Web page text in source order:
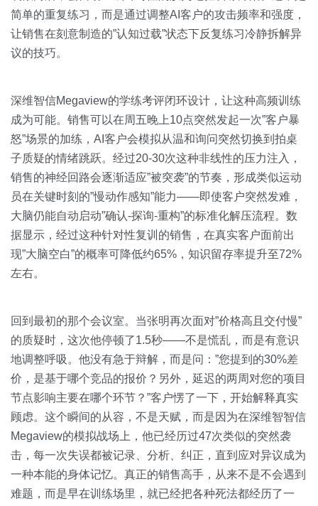
简单的重复练习，而是通过调整AI客户的攻击频率和强度，
让销售在刻意制造的”认知过载”状态下反复练习冷静拆解异
议的技巧。
深维智信Megaview的学练考评闭环设计，让这种高频训练
成为可能。销售可以在周五晚上10点突然发起一次”客户暴
怒”场景的加练，AI客户会模拟从温和询问突然切换到拍桌
子质疑的情绪跳跃。经过20-30次这种非线性的压力注入，
销售的神经回路会逐渐适应”被突袭”的节奏，形成类似运动
员在关键时刻的”慢动作感知”能力——即使客户突然发难，
大脑仍能自动启动”确认-探询-重构”的标准化解压流程。数
据显示，经过这种针对性复训的销售，在真实客户面前出
现”大脑空白”的概率可降低约65%，知识留存率提升至72%
左右。
回到最初的那个会议室。当张明再次面对”价格高且交付慢”
的质疑时，这次他停顿了1.5秒——不是慌乱，而是有意识
地调整呼吸。他没有急于辩解，而是问：”您提到的30%差
价，是基于哪个竞品的报价？另外，延迟的两周对您的项目
节点影响主要在哪个环节？”客户愣了一下，开始解释真实
顾虑。这个瞬间的从容，不是天赋，而是因为在深维智智信
Megaview的模拟战场上，他已经历过47次类似的突然袭
击，每一次失误都被记录、分析、纠正，直到应对异议成为
一种本能的身体记忆。真正的销售高手，从来不是不会遇到
难题，而是早在训练场里，就已经把各种死法都经历了一